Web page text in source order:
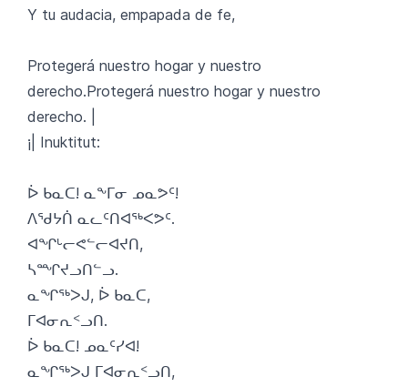
Y tu audacia, empapada de fe,
Protegerá nuestro hogar y nuestro
derecho.Protegerá nuestro hogar y nuestro
derecho. |
¡| Inuktitut:
ᐆ ᑲᓇᑕ! ᓇᖕᒥᓂ ᓄᓇᕗᑦ!
ᐱᖁᔭᑏ ᓇᓚᑦᑎᐊᖅᐸᕗᑦ.
ᐊᖏᒡᓕᕙᓪᓕᐊᔪᑎ,
ᓴᙱᔪᓗᑎᓪᓗ.
ᓇᖏᖅᐳᒍ, ᐆ ᑲᓇᑕ,
ᒥᐊᓂᕆᑉᓗᑎ.
ᐆ ᑲᓇᑕ! ᓄᓇᑦᓯᐊ!
ᓇᖏᖅᐳᒍ ᒥᐊᓂᕆᑉᓗᑎ,